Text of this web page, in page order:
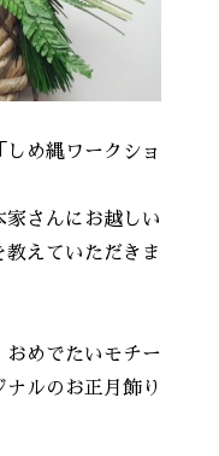
め縄ワークショ
家さんにお越しい
えていただきま
めでたいモチー
ルのお正月飾り